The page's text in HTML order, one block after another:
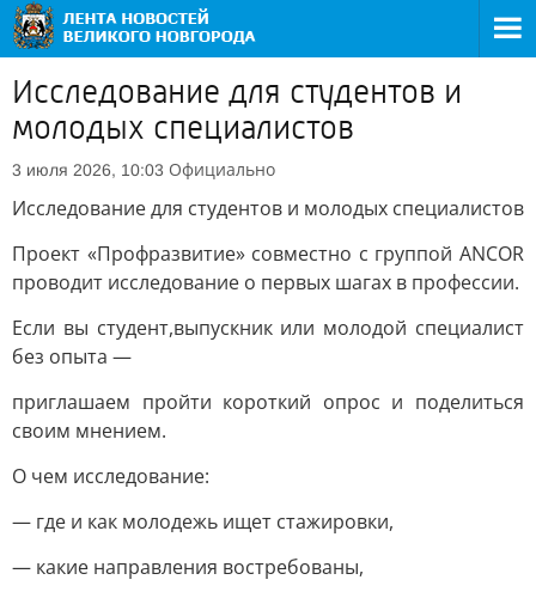
Исследование для студентов и
молодых специалистов
3 июля 2026, 10:03 Официально
Исследование для студентов и молодых специалистов
Проект «Профразвитие» совместно с группой ANCOR
проводит исследование о первых шагах в профессии.
Если вы студент,выпускник или молодой специалист
без опыта —
приглашаем пройти короткий опрос и поделиться
своим мнением.
О чем исследование:
— где и как молодежь ищет стажировки,
— какие направления востребованы,